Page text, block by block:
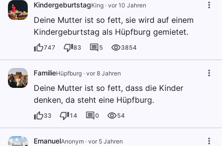
KindergeburtstagKing · vor 10 Jahren
Deine Mutter ist so fett, sie wird auf einem
Kindergeburtstag als Hüpfburg gemietet.
747 83 5 3854
FamilieHüpfburg · vor 8 Jahren
Deine Mutter ist so fett, dass die Kinder
denken, da steht eine Hüpfburg.
33 14 0 54
EmanuelAnonym · vor 5 Jahren